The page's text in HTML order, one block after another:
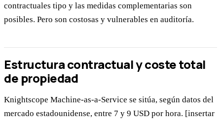
contractuales tipo y las medidas complementarias son
posibles. Pero son costosas y vulnerables en auditoría.
Estructura contractual y coste total
de propiedad
Knightscope Machine-as-a-Service se sitúa, según datos del
mercado estadounidense, entre 7 y 9 USD por hora. [insertar